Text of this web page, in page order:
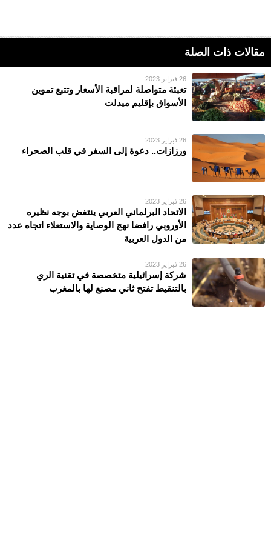
مقالات ذات الصلة
26 فبراير 2023
تعبئة متواصلة لمراقبة الأسعار وتتبع تموين
الأسواق بإقليم ميدلت
26 فبراير 2023
ورزازات.. دعوة إلى السفر في قلب الصحراء
26 فبراير 2023
الاتحاد البرلماني العربي ينتفض بوجه نظيره
الأوروبي رافضا نهج الوصاية والاستعلاء اتجاه عدد
من الدول العربية
26 فبراير 2023
شركة إسرائيلية متخصصة في تقنية الري
بالتنقيط تفتح ثاني مصنع لها بالمغرب